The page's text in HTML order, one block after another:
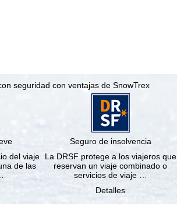
seguridad con ventajas de SnowTrex
del viaje
de las
Seguro de insolvencia
La DRSF protege a los viajeros que
reservan un viaje combinado o
servicios de viaje …
Detalles